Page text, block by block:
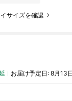
サイズを確認
お届け予定日: 8月13